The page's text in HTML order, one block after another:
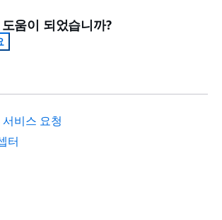
움이 되었습니까?
서비스 요청
터